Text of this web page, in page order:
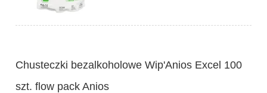
Chusteczki bezalkoholowe Wip'Anios Excel 100
szt. flow pack Anios